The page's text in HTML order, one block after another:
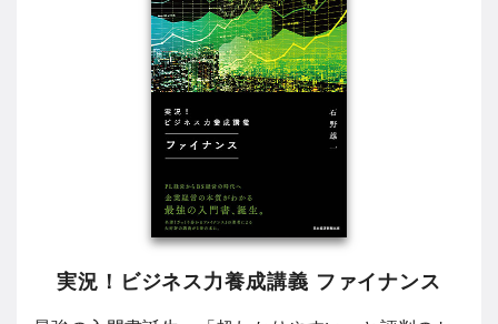
実況！ビジネス力養成講義 ファイナンス